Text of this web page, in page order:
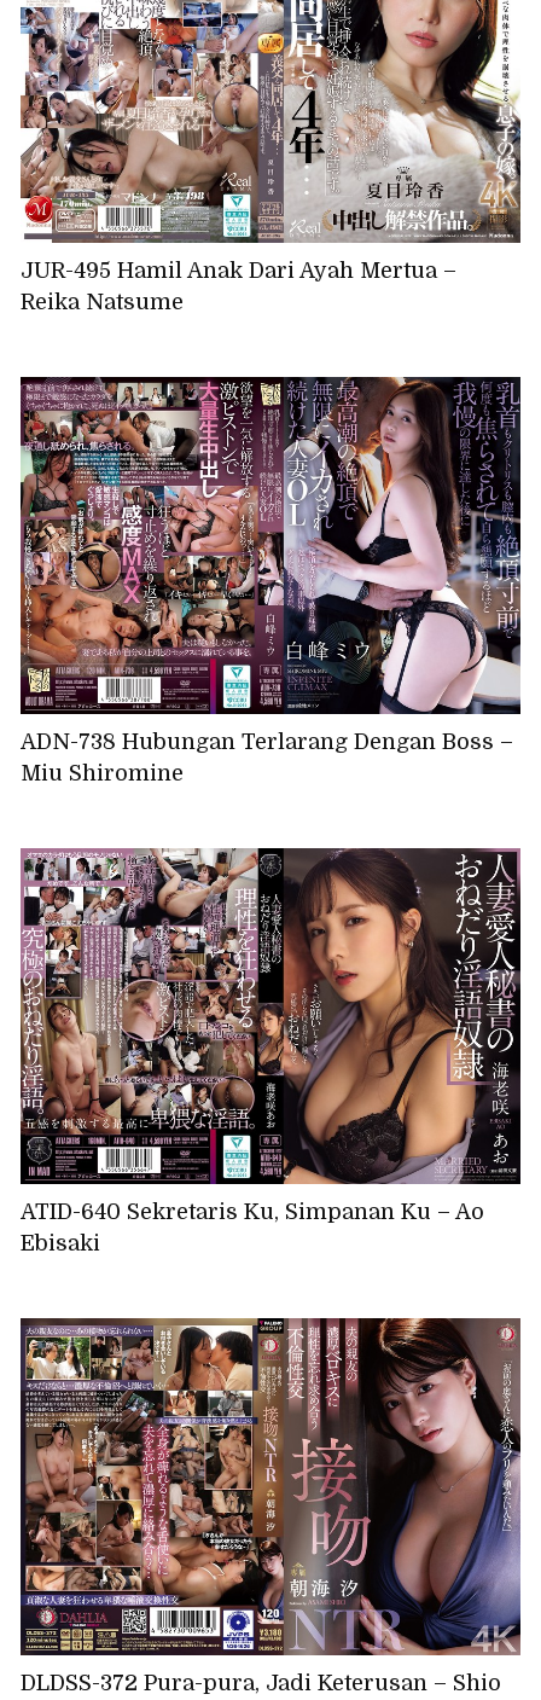
JUR-495 Hamil Anak Dari Ayah Mertua –
Reika Natsume
ADN-738 Hubungan Terlarang Dengan Boss –
Miu Shiromine
ATID-640 Sekretaris Ku, Simpanan Ku – Ao
Ebisaki
DLDSS-372 Pura-pura, Jadi Keterusan – Shio